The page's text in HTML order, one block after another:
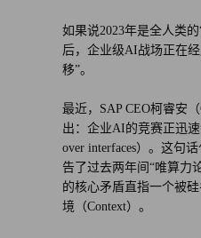
2021年。2019年10月11日，
Morgan）共同被任命为SAP
Fortune.com上发表的评论文
人的观点，不代表《财富》
译者：中慧言-王芳
如果说2023年是全人类
后，企业级AI战场正在
移”。
最近，SAP CEO柯睿安
出：企业AI的竞赛正迅
over interfaces）。这句
告了过去两年间“唯算力
的核心矛盾直指一个被
境（Context）。